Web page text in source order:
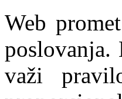
Web
poslovanja.
važi